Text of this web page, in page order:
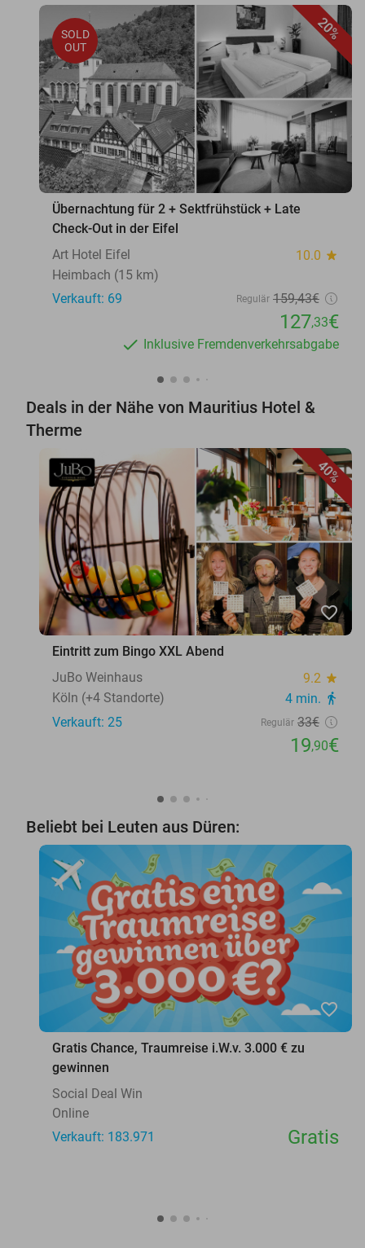
20%
SOLD
OUT
Übernachtung für 2 + Sektfrühstück + Late
Check-Out in der Eifel
Art Hotel Eifel
10.0 star
Heimbach (15 km)
Verkauft: 69
Regulär 159,43€
127,33€
Inklusive Fremdenverkehrsabgabe
Deals in der Nähe von Mauritius Hotel &
Therme
40%
favorite_border
Eintritt zum Bingo XXL Abend
JuBo Weinhaus
9.2 star
Köln (+4 Standorte) 4 min. directions_walk
Verkauft: 25 Regulär 33€
19,90€
Beliebt bei Leuten aus Düren:
favorite_border
Gratis Chance, Traumreise i.W.v. 3.000 € zu
gewinnen
Social Deal Win
Online
Verkauft: 183.971
Gratis